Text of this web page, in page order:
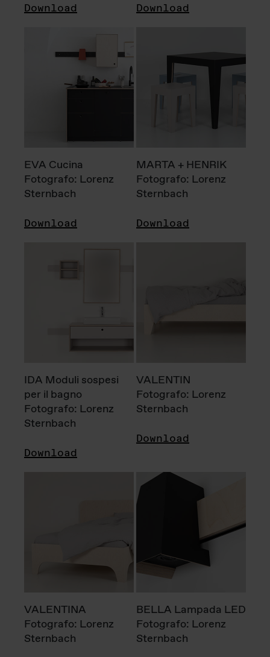
Download Download
EVA Cucina
Fotografo: Lorenz
Sternbach
Download
MARTA + HENRIK
Fotografo: Lorenz
Sternbach
Download
IDA Moduli sospesi
per il bagno
Fotografo: Lorenz
Sternbach
Download
VALENTIN
Fotografo: Lorenz
Sternbach
Download
VALENTINA
Fotografo: Lorenz
Sternbach
BELLA Lampada LED
Fotografo: Lorenz
Sternbach